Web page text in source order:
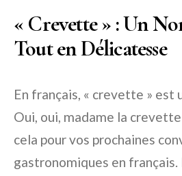
« Crevette » : Un
Tout en Délicatesse
En français, « crevette » est
Oui, oui, madame la
cela pour vos prochaines
gastronomiques en